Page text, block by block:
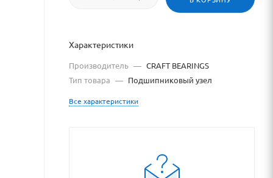
Характеристики
Производитель — CRAFT BEARINGS
Тип товара — Подшипниковый узел
Все характеристики